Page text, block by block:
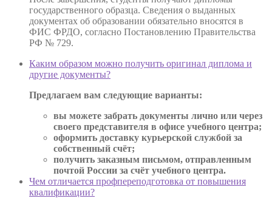
государственного образца. Сведения о выданных
документах об образовании обязательно вносятся в
ФИС ФРДО, согласно Постановлению Правительства
РФ № 729.
Каким образом можно получить оригинал диплома и
другие документы?
Предлагаем вам следующие варианты:
вы можете забрать документы лично или через
своего представителя в офисе учебного центра;
оформить доставку курьерской службой за
собственный счёт;
получить заказным письмом, отправленным
почтой России за счёт учебного центра.
Чем отличается профпереподготовка от повышения
квалификации?